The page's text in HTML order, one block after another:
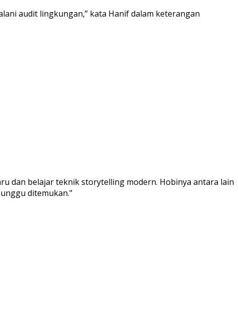
audit lingkungan,” kata Hanif dalam keterangan
dan belajar teknik storytelling modern. Hobinya antara lain
ditemukan."